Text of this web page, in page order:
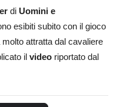
di Uomini e
esibiti subito con il gioco
attratta dal cavaliere
il video riportato dal